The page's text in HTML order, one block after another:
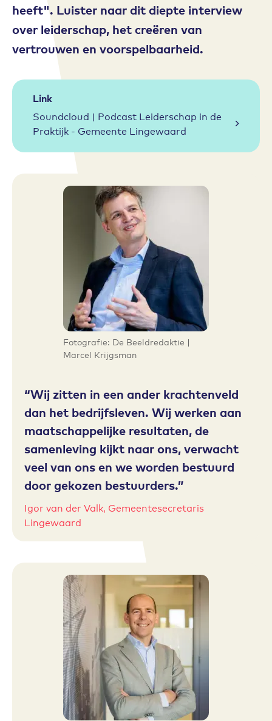
heeft". Luister naar dit diepte interview
over leiderschap, het creëren van
vertrouwen en voorspelbaarheid.
Link
Soundcloud | Podcast Leiderschap in de
Praktijk - Gemeente Lingewaard
Fotografie: De Beeldredaktie |
Marcel Krijgsman
Wij zitten in een ander krachtenveld
dan het bedrijfsleven. Wij werken aan
maatschappelijke resultaten, de
samenleving kijkt naar ons, verwacht
veel van ons en we worden bestuurd
door gekozen bestuurders.
Igor van der Valk, Gemeentesecretaris
Lingewaard